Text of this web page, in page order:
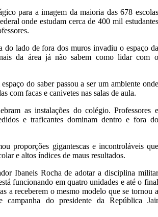
para a imagem da maioria das 678 escolas
onde estudam cerca de 400 mil estudantes
do lado de fora dos muros invadiu o espaço da
da área já não sabem como lidar com o
do saber passou a ser um ambiente onde
com facas e canivetes nas salas de aula.
as instalações do colégio. Professores e
e traficantes dominam dentro e fora do
proporções gigantescas e incontroláveis que
e altos índices de maus resultados.
Ibaneis Rocha de adotar a disciplina militar
funcionando em quatro unidades e até o final
a receberem o mesmo modelo que se tornou a
campanha do presidente da República Jair